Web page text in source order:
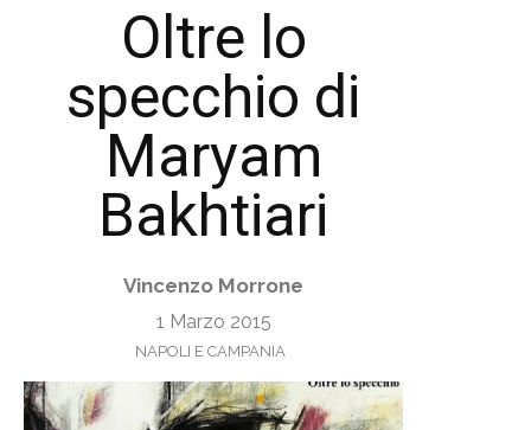
Oltre lo
specchio di
Maryam
Bakhtiari
Vincenzo Morrone
1 Marzo 2015
NAPOLI E CAMPANIA